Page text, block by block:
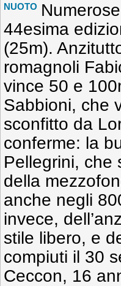
NUOTO
44esima
(25m).
romagnoli
vince 50 e
Sabbioni, che
sconfitto da
conferme: la
Pellegrini, che
della
anche negli
invece,
stile libero, e
compiuti il 30
Ceccon, 16